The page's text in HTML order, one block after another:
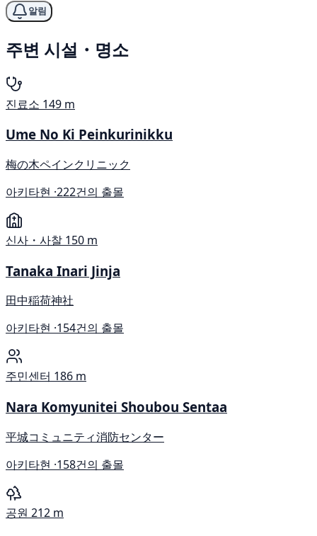
알림
주변 시설・명소
진료소 149 m
Ume No Ki Peinkurinikku
梅の木ペインクリニック
아키타현 ·222건의 출몰
신사・사찰 150 m
Tanaka Inari Jinja
田中稲荷神社
아키타현 ·154건의 출몰
주민센터 186 m
Nara Komyunitei Shoubou Sentaa
平城コミュニティ消防センター
아키타현 ·158건의 출몰
공원 212 m